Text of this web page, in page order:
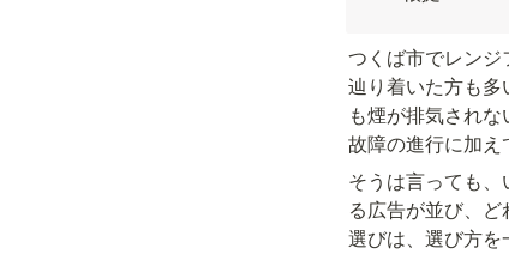
つくば市でレン
辿り着いた方も
も煙が排気され
故障の進行に加え
そうは言っても
る広告が並び、
選びは、選び方を